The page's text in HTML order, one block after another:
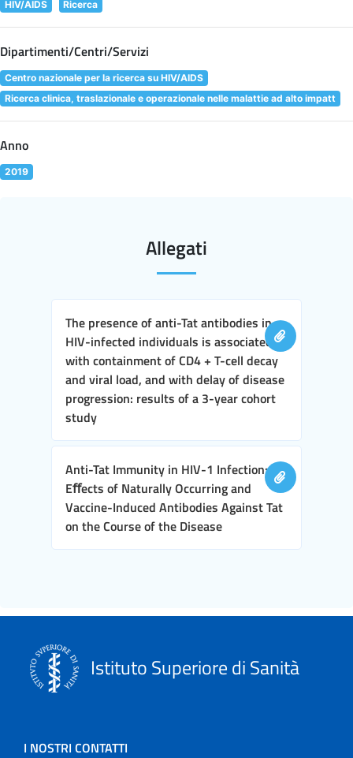
HIV/AIDS Ricerca
Dipartimenti/Centri/Servizi
Centro nazionale per la ricerca su HIV/AIDS
Ricerca clinica, traslazionale e operazionale nelle malattie ad alto impatt
Anno
2019
Allegati
The presence of anti-Tat antibodies in
HIV-infected individuals is associated
with containment of CD4 + T-cell decay
and viral load, and with delay of disease
progression: results of a 3-year cohort
study
Anti-Tat Immunity in HIV-1 Infection:
Eﬀects of Naturally Occurring and
Vaccine-Induced Antibodies Against Tat
on the Course of the Disease
Istituto Superiore di Sanità
I NOSTRI CONTATTI